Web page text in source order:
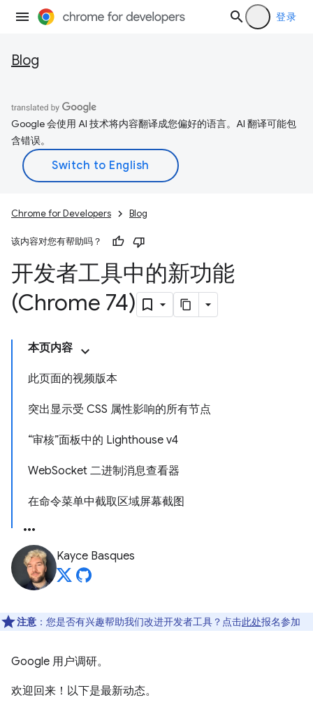
登录
Blog
Google 会使用 AI 技术将内容翻译成您偏好的语言。AI 翻译可能包
含错误。
Chrome for Developers Blog
该内容对您有帮助吗？
开发者工具中的新功能
(Chrome 74)
本页内容
此页面的视频版本
突出显示受 CSS 属性影响的所有节点
“审核”面板中的 Lighthouse v4
WebSocket 二进制消息查看器
在命令菜单中截取区域屏幕截图
Kayce Basques
注意 ：您是否有兴趣帮助我们改进开发者工具？点击此处报名参加
Google 用户调研。
欢迎回来！以下是最新动态。